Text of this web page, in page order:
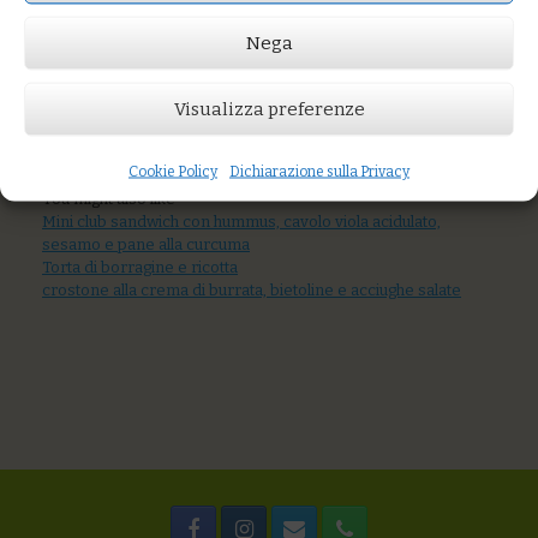
Nega
Visualizza preferenze
Cookie Policy Dichiarazione sulla Privacy
AGGIUNGI AL CARRELLO
You might also like
Mini club sandwich con hummus, cavolo viola acidulato,
sesamo e pane alla curcuma
Torta di borragine e ricotta
crostone alla crema di burrata, bietoline e acciughe salate
di batata rossa